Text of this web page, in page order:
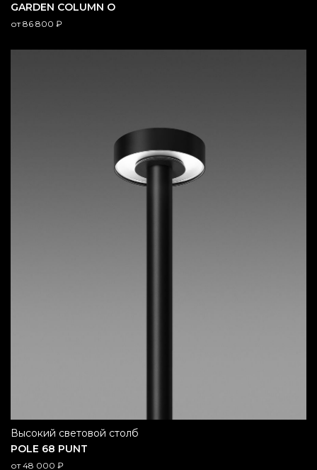
GARDEN COLUMN O
от86 800 ₽
POLE 68 PUNT
высокий световой столб
от48 000 ₽